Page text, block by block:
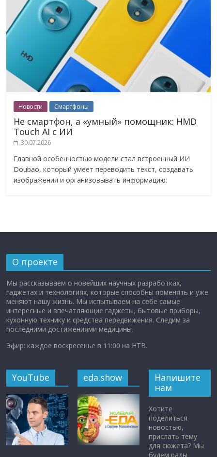
Новости Смартфоны
Не смартфон, а «умный» помощник: HMD
Touch AI с ИИ
30.07.2026
Главной особенностью модели стал встроенный ИИ
Doubao, который умеет переводить текст, создавать
изображения и организовывать информацию.
О проекте
Мы рассказываем о новейших научных разработках,
гаджетах и технологиях, которые способны поменять и уже
меняют нашу жизнь. Мы испытываем на себе самые
интересные и впечатляющие гаджеты, бытовые приборы,
кухонную технику и средства передвижения. Следим за
последними достижениями медицины.
Эфир: каждое воскресенье в 11:00 на НТВ.
YouTube eda.show
Напишите
нам
Хотите
поделиться
новостью,
прислать тему
для сюжета? Мы
будем рады